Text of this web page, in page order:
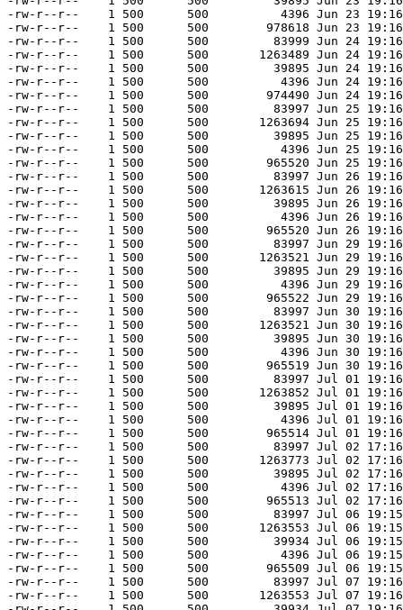
-rw-r--r--    1 500      500          4396 Jun 23
-rw-r--r--    1 500      500        978618 Jun 23
-rw-r--r--    1 500      500         83999 Jun 24
-rw-r--r--    1 500      500       1263489 Jun 24
-rw-r--r--    1 500      500         39895 Jun 24
-rw-r--r--    1 500      500          4396 Jun 24
-rw-r--r--    1 500      500        974490 Jun 24
-rw-r--r--    1 500      500         83997 Jun 25
-rw-r--r--    1 500      500       1263694 Jun 25
-rw-r--r--    1 500      500         39895 Jun 25
-rw-r--r--    1 500      500          4396 Jun 25
-rw-r--r--    1 500      500        965520 Jun 25
-rw-r--r--    1 500      500         83997 Jun 26
-rw-r--r--    1 500      500       1263615 Jun 26
-rw-r--r--    1 500      500         39895 Jun 26
-rw-r--r--    1 500      500          4396 Jun 26
-rw-r--r--    1 500      500        965520 Jun 26
-rw-r--r--    1 500      500         83997 Jun 29
-rw-r--r--    1 500      500       1263521 Jun 29
-rw-r--r--    1 500      500         39895 Jun 29
-rw-r--r--    1 500      500          4396 Jun 29
-rw-r--r--    1 500      500        965522 Jun 29
-rw-r--r--    1 500      500         83997 Jun 30
-rw-r--r--    1 500      500       1263521 Jun 30
-rw-r--r--    1 500      500         39895 Jun 30
-rw-r--r--    1 500      500          4396 Jun 30
-rw-r--r--    1 500      500        965519 Jun 30
-rw-r--r--    1 500      500         83997 Jul 01
-rw-r--r--    1 500      500       1263852 Jul 01
-rw-r--r--    1 500      500         39895 Jul 01
-rw-r--r--    1 500      500          4396 Jul 01
-rw-r--r--    1 500      500        965514 Jul 01
-rw-r--r--    1 500      500         83997 Jul 02
-rw-r--r--    1 500      500       1263773 Jul 02
-rw-r--r--    1 500      500         39895 Jul 02
-rw-r--r--    1 500      500          4396 Jul 02
-rw-r--r--    1 500      500        965513 Jul 02
-rw-r--r--    1 500      500         83997 Jul 06
-rw-r--r--    1 500      500       1263553 Jul 06
-rw-r--r--    1 500      500         39934 Jul 06
-rw-r--r--    1 500      500          4396 Jul 06
-rw-r--r--    1 500      500        965509 Jul 06
-rw-r--r--    1 500      500         83997 Jul 07
-rw-r--r--    1 500      500       1263553 Jul 07